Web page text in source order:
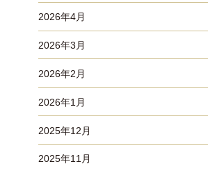
2026年4月
2026年3月
2026年2月
2026年1月
2025年12月
2025年11月